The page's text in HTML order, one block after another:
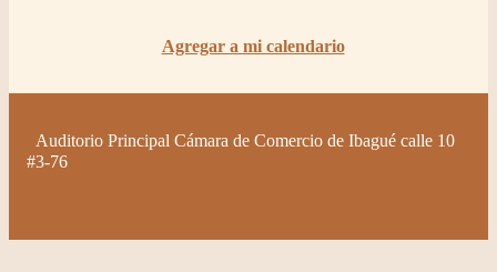
Agregar a mi calendario
Auditorio Principal Cámara de Comercio de Ibagué calle 10
#3-76